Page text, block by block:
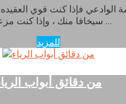
الوادعي فإذا كنت قوي
سيخافا منك ، وإذا كنت مزعزع …
للمزيد
من دقائق أبواب